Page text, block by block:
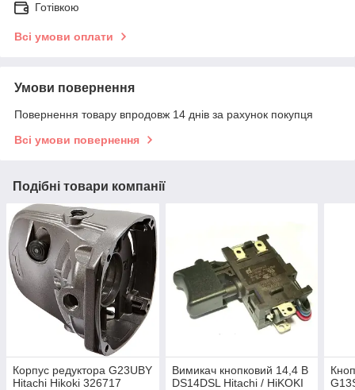
Готівкою
Всі умови оплати
Умови повернення
Повернення товару впродовж 14 днів за рахунок покупця
Всі умови повернення
Подібні товари компанії
Корпус редуктора G23UBY
Hitachi Hikoki 326717
Вимикач кнопковий 14,4 В
DS14DSL Hitachi / HiKOKI